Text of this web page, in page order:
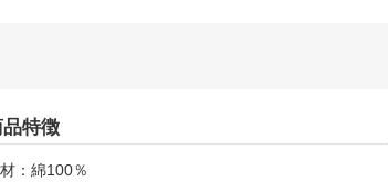
特徴
：綿100％